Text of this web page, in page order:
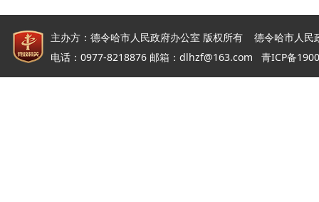
主办方：德令哈市人民政府办公室 版权所有 德令哈市人
电话：0977-8218876 邮箱：dlhzf@163.com 青ICP备